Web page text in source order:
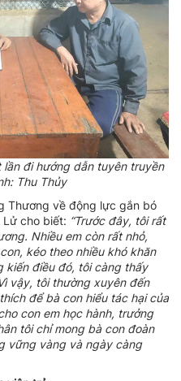
đi hướng dẫn tuyên truyền
Thu Thủy
Thương về động lực gắn bó
Lử cho biết: “Trước đây, tôi rất
Nhiều em còn rất nhỏ,
kéo theo nhiều khó khăn
kiến điều đó, tôi càng thấy
vậy, tôi thường xuyên đến
để bà con hiểu tác hại của
con em học hành, trưởng
tôi chỉ mong bà con đoàn
vững vàng và ngày càng